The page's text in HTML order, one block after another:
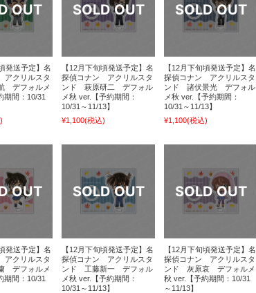
発送予定】名
クリルスタ
デフォルメ
期間：10/31
【12月下旬頃発送予定】名
探偵コナン アクリルスタ
ンド 萩原研二 デフォル
メ秋 ver.【予約期間：
10/31～11/13】
¥1,100(税込)
【12月下旬頃発送予定】名
探偵コナン アクリルスタ
ンド 諸伏景光 デフォル
メ秋 ver.【予約期間：
10/31～11/13】
¥1,100(税込)
発送予定】名
クリルスタ
デフォルメ
期間：10/31
【12月下旬頃発送予定】名
探偵コナン アクリルスタ
ンド 工藤新一 デフォル
メ秋 ver.【予約期間：
10/31～11/13】
【12月下旬頃発送予定】名
探偵コナン アクリルスタ
ンド 灰原哀 デフォルメ
秋 ver.【予約期間：10/31
～11/13】